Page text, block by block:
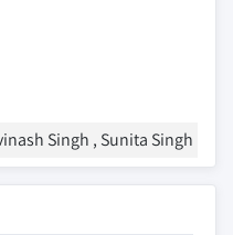
Singh , Sunita Singh